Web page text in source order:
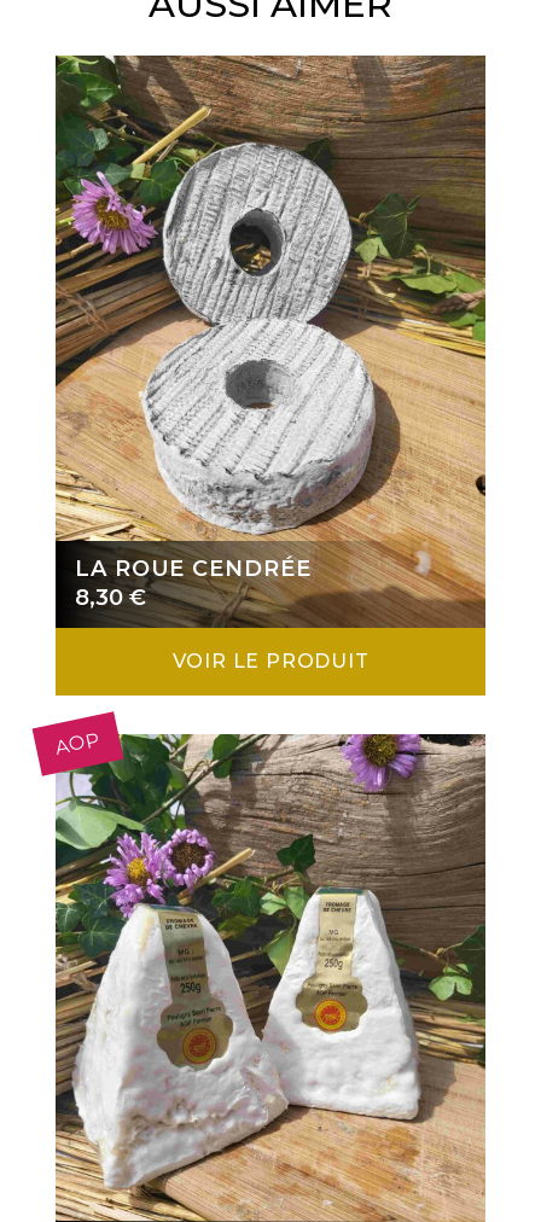
LA ROUE CENDRÉE
8,30 €
VOIR LE PRODUIT
AOP